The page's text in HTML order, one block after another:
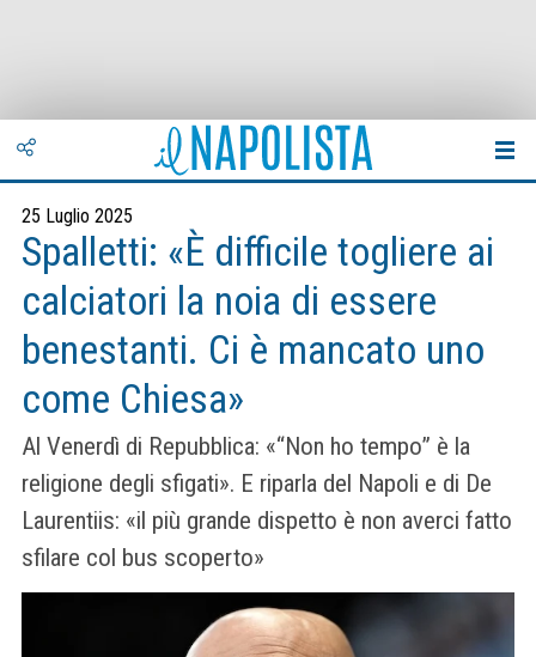
25 Luglio 2025
Spalletti: «È difficile togliere ai
calciatori la noia di essere
benestanti. Ci è mancato uno
come Chiesa»
Al Venerdì di Repubblica: «“Non ho tempo” è la
religione degli sfigati». E riparla del Napoli e di De
Laurentiis: «il più grande dispetto è non averci fatto
sfilare col bus scoperto»